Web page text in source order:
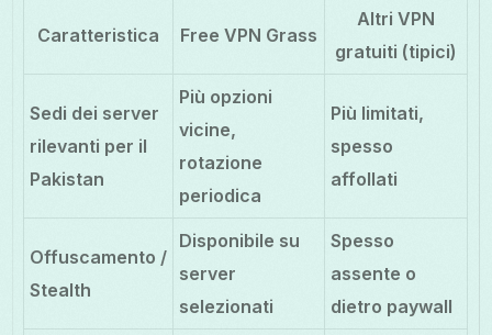
Caratteristica Free VPN Grass
Altri VPN
gratuiti (tipici)
Sedi dei server
rilevanti per il
Pakistan
Più opzioni
vicine,
rotazione
periodica
Più limitati,
spesso
affollati
Offuscamento /
Stealth
Disponibile su
server
selezionati
Spesso
assente o
dietro paywall